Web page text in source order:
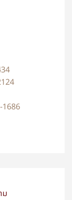
1686
ม